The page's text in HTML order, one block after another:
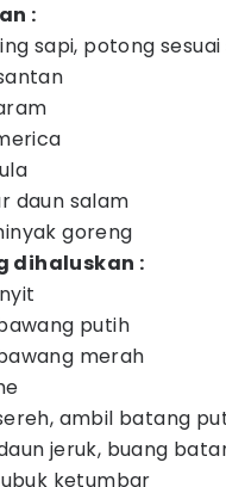
:
sapi, potong
daun salam
goreng
dihaluskan :
putih
merah
ambil batang
jeruk, buang
ketumbar